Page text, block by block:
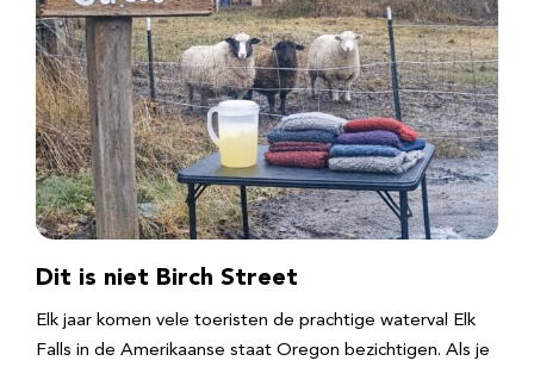
Dit is niet Birch Street
Elk jaar komen vele toeristen de prachtige waterval Elk
Falls in de Amerikaanse staat Oregon bezichtigen. Als je